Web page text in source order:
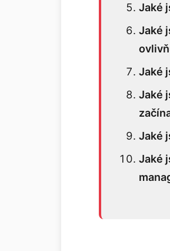
Jaké
Jaké
Jaké
Jaké
Jaké
Jaké